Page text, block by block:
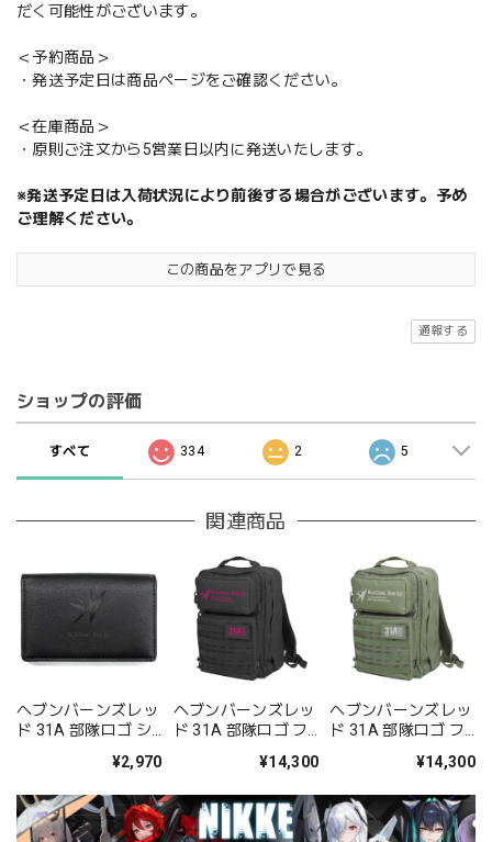
だく可能性がございます。
＜予約商品＞
・発送予定日は商品ページをご確認ください。
＜在庫商品＞
・原則ご注文から5営業日以内に発送いたします。
※発送予定日は入荷状況により前後する場合がございます。予め
ご理解ください。
この商品をアプリで見る
通報する
ショップの評価
すべて 334 2 5
関連商品
ヘブンバーンズレッ
ド 31A 部隊ロゴ シ
¥2,970
ヘブンバーンズレッ
ド 31A 部隊ロゴ フ
クパック/BLACK
¥14,300
ヘブンバーンズレッ
ド 31A 部隊ロゴ フ
クパック/RANGER
¥14,300